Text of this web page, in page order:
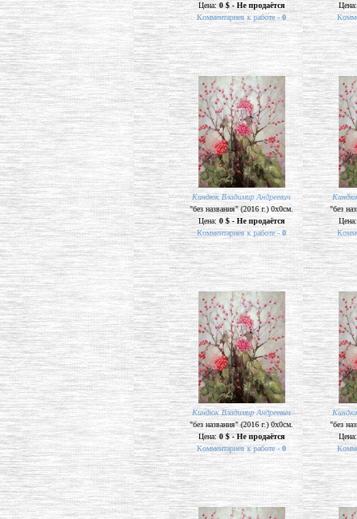
Цена:0 $ - Не продаётся
Комментариев к работе -0
Киндюк Владимир Андреевич
"без названия" (2016 г.) 0х0см.
Цена: 0 $ - Не продаётся
Комментариев к работе -0
"без
Киндюк Владимир Андреевич
"без названия" (2016 г.) 0х0см.
Цена:0 $ - Не продаётся
Комментариев к работе -0
"без